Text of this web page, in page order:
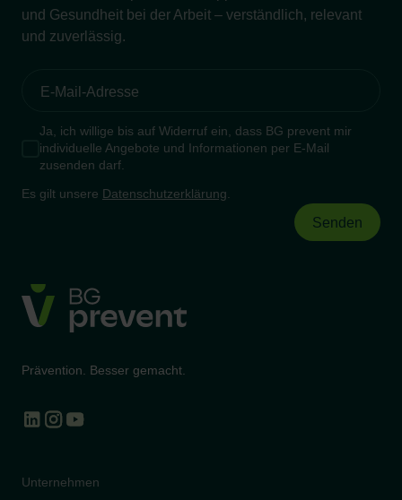
und Gesundheit bei der Arbeit – verständlich, relevant
und zuverlässig.
Ja, ich willige bis auf Widerruf ein, dass BG prevent mir
individuelle Angebote und Informationen per E-Mail
zusenden darf.
Es gilt unsere Datenschutzerklärung
Prävention. Besser gemacht.
Unternehmen